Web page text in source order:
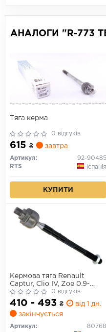
АНАЛОГИ "R-773
Тяга керма
0 відгуків
615 ₴ завтра
Артикул:
92-90485
RTS
Іспанія
КУПИТИ
Кермова тяга Renault
Captur, Clio IV, Zoe 0.9-
Electric 06.12-0 відгуків
410 - 493 ₴
від 1 дн.
закінчується
Артикул:
80768